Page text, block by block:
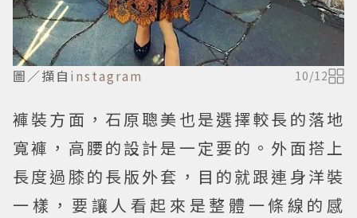
圖／擷自 instagram 10/12
褲裝方面，石原聰美也是選擇較長的落地
寬褲，高腰的設計是一定要的。外面搭上
長度過膝的長版外套，目的就跟連身洋裝
一樣，要讓人看起來是整體一條線的感